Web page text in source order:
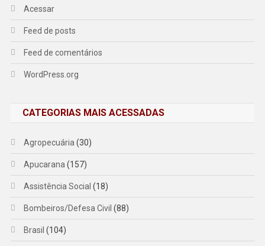
Acessar
Feed de posts
Feed de comentários
WordPress.org
CATEGORIAS MAIS ACESSADAS
Agropecuária (30)
Apucarana (157)
Assistência Social (18)
Bombeiros/Defesa Civil (88)
Brasil (104)